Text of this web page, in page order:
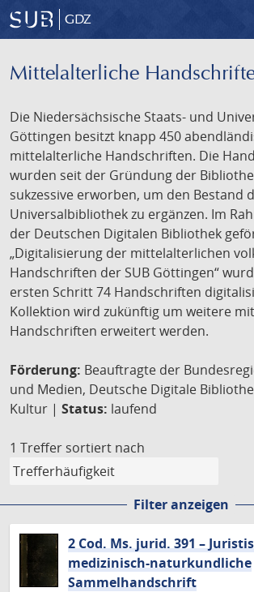
GDZ
Mittelalterliche
Die Niedersächsische Staats- und
Göttingen besitzt knapp 450
mittelalterliche Handschriften. Die
wurden seit der Gründung der
sukzessive erworben, um den Bestand
Universalbibliothek zu ergänzen. Im
der Deutschen Digitalen Bibliothek
„Digitalisierung der mittelalterlichen
Handschriften der SUB Göttingen“
ersten Schritt 74 Handschriften
Kollektion wird zukünftig um weitere
Handschriften erweitert werden.
Förderung: Beauftragte der
und Medien, Deutsche Digitale
Kultur | Status: laufend
1 Treffer sortiert nach
Filter anzeigen
2 Cod. Ms. jurid. 391 –
medizinisch-naturkundliche
Sammelhandschrift